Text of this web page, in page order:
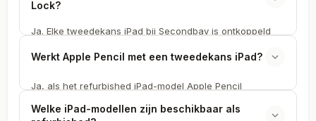
Lock?
Ja. Elke tweedekans iPad bij Secondbay is ontkoppeld
refurbished iPad aan je eigen Apple ID en het toestel is
Werkt Apple Pencil met een tweedekans iPad?
Ja, als het refurbished iPad-model Apple Pencil
compatibele modellen. Op de productpagina staat welke
Welke iPad-modellen zijn beschikbaar als